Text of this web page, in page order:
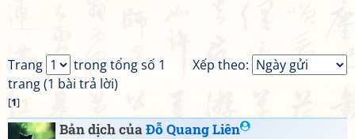
Xếp theo:
Trang
trong tổng số 1
trang (1 bài trả lời)
[1]
Bản dịch củaĐỗ Quang Liên